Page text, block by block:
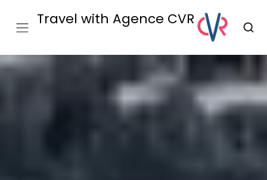
Travel with Agence CVR